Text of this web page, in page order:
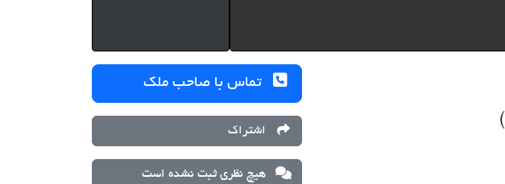
تماس با صاحب ملک
اشتراک
هیچ نظری ثبت نشده است